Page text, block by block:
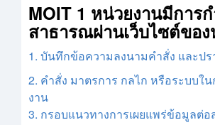
MOIT 1 หน่วยงานมีการ
สาธารณผ่านเว็บไซต์ขอ
1. บันทึกข้อความลงนามคำสั่ง และป
2. คำสั่ง มาตรการ กลไก หรือระบบใ
งาน
3. กรอบแนวทางการเผยแพร่ข้อมูลต่